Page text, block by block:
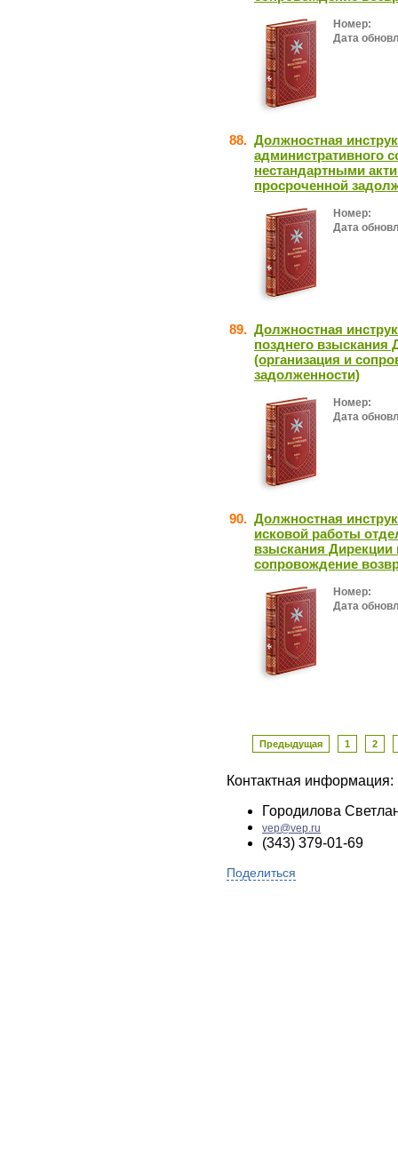
Номер:
Дата
88. Должностная
административного
нестандартными
просроченной
Номер:
Дата
89. Должностная
позднего взыскания
(организация и
задолженности)
Номер:
Дата
90. Должностная
исковой работы
взыскания Дирекции
сопровождение
Номер:
Дата
Предыдущая 1 2
Контактная информация:
Городилова
vep@vep.ru
(343) 379-01-69
Поделиться